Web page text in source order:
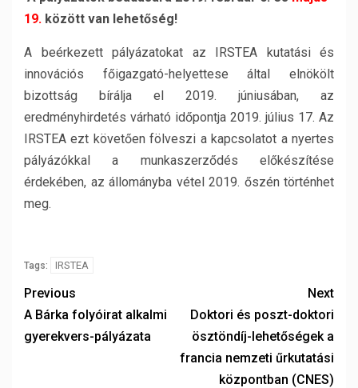
19. között van lehetőség!
A beérkezett pályázatokat az IRSTEA kutatási és
innovációs főigazgató-helyettese által elnökölt
bizottság bírálja el 2019. júniusában, az
eredményhirdetés várható időpontja 2019. július 17. Az
IRSTEA ezt követően fölveszi a kapcsolatot a nyertes
pályázókkal a munkaszerződés előkészítése
érdekében, az állományba vétel 2019. őszén történhet
meg.
Tags: IRSTEA
Previous
A Bárka folyóirat alkalmi
gyerekvers-pályázata
Next
Doktori és poszt-doktori
ösztöndíj-lehetőségek a
francia nemzeti űrkutatási
központban (CNES)